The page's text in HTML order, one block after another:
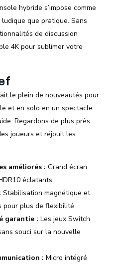
hybride s’impose comme
que pratique. Sans
de discussion
4K pour sublimer votre
le plein de nouveautés pour
et en solo en un spectacle
Regardons de plus près
joueurs et réjouit les
améliorés : Grand écran
éclatants.
Stabilisation magnétique et
pour plus de flexibilité.
garantie : Les jeux Switch
souci sur la nouvelle
: Micro intégré